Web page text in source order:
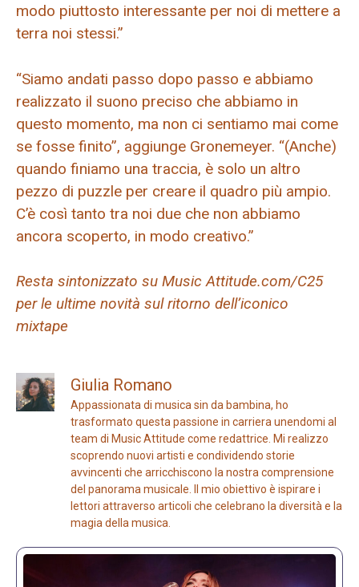
modo piuttosto interessante per noi di mettere a
terra noi stessi.”
“Siamo andati passo dopo passo e abbiamo
realizzato il suono preciso che abbiamo in
questo momento, ma non ci sentiamo mai come
se fosse finito”, aggiunge Gronemeyer. “(Anche)
quando finiamo una traccia, è solo un altro
pezzo di puzzle per creare il quadro più ampio.
C’è così tanto tra noi due che non abbiamo
ancora scoperto, in modo creativo.”
Resta sintonizzato su Music Attitude.com/C25
per le ultime novità sul ritorno dell’iconico
mixtape
Giulia Romano
Appassionata di musica sin da bambina, ho
trasformato questa passione in carriera unendomi al
team di Music Attitude come redattrice. Mi realizzo
scoprendo nuovi artisti e condividendo storie
avvincenti che arricchiscono la nostra comprensione
del panorama musicale. Il mio obiettivo è ispirare i
lettori attraverso articoli che celebrano la diversità e la
magia della musica.